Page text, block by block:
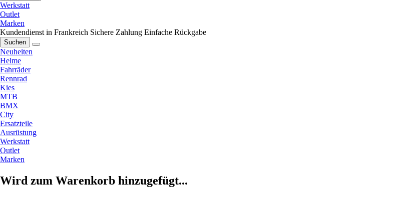
Werkstatt
Outlet
Marken
Kundendienst in Frankreich Sichere Zahlung Einfache Rückgabe
Suchen
Neuheiten
Helme
Fahrräder
Rennrad
Kies
MTB
BMX
City
Ersatzteile
Ausrüstung
Werkstatt
Outlet
Marken
Wird zum Warenkorb hinzugefügt...